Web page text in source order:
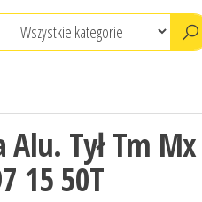
Alu. Tył Tm Mx
15 50T